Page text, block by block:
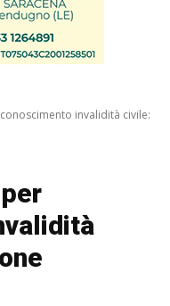
invalidità civile: